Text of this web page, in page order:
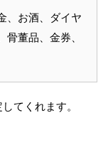
、お酒、ダイヤ
董品、金券、
てくれます。